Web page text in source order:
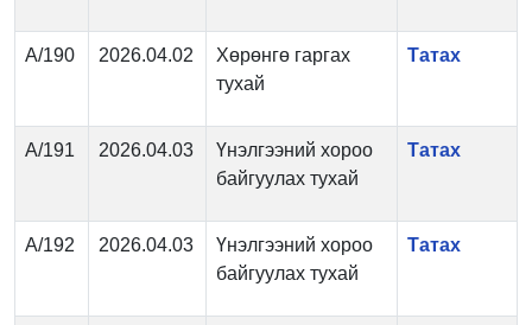
А/190 2026.04.02
Хөрөнгө гаргах
тухай
Татах
А/191 2026.04.03
Үнэлгээний хороо
байгуулах тухай
Татах
А/192 2026.04.03
Үнэлгээний хороо
байгуулах тухай
Татах